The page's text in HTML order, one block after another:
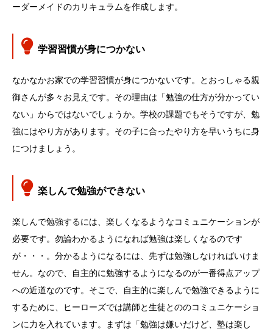
ーダーメイドのカリキュラムを作成します。
学習習慣が身につかない
なかなかお家での学習習慣が身につかないです。とおっしゃる親
御さんが多々お見えです。その理由は「勉強の仕方が分かってい
ない」からではないでしょうか。学校の課題でもそうですが、勉
強にはやり方があります。その子に合ったやり方を早いうちに身
につけましょう。
楽しんで勉強ができない
楽しんで勉強するには、楽しくなるようなコミュニケーションが
必要です。勿論わかるようになれば勉強は楽しくなるのです
が・・・。分かるようになるには、先ずは勉強しなければいけま
せん。なので、自主的に勉強するようになるのが一番得点アップ
への近道なのです。そこで、自主的に楽しんで勉強できるように
するために、ヒーローズでは講師と生徒とののコミュニケーショ
ンに力を入れています。まずは「勉強は嫌いだけど、塾は楽し